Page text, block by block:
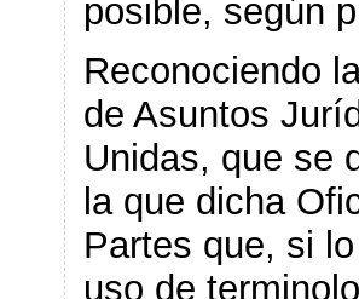
posible, según
Reconociendo
de Asuntos
Unidas, que se
la que dicha
Partes que, si
uso de